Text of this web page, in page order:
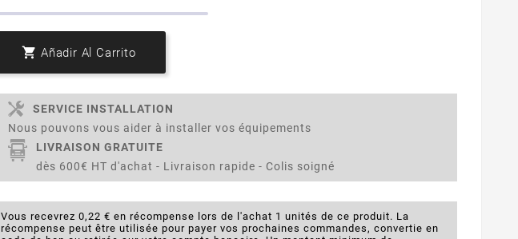
 Añadir Al Carrito
SERVICE INSTALLATION
Nous pouvons vous aider à installer vos équipements
LIVRAISON GRATUITE
dès 600€ HT d'achat - Livraison rapide - Colis soigné
Vous recevrez 0,22 € en récompense lors de l'achat 1 unités de ce produit. La
récompense peut être utilisée pour payer vos prochaines commandes, convertie en